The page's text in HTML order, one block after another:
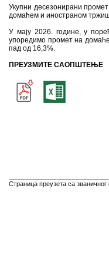
Укупни десезонирани
домаћем и иностраном
У мају 2026. године, у
упоредимо промет на
пад од 16,3%.
ПРЕУЗМИТЕ САОПШТЕЊЕ
Страница преузета са